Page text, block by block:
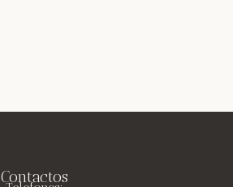
Contactos